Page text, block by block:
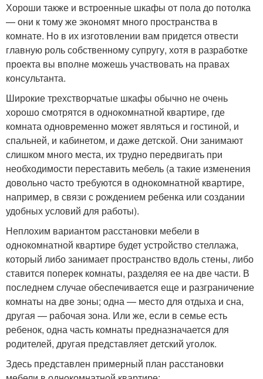
Хороши также и встроенные шкафы от пола до потолка
— они к тому же экономят много пространства в
комнате. Но в их изготовлении вам придется отвести
главную роль собственному супругу, хотя в разработке
проекта вы вполне можешь участвовать на правах
консультанта.
Широкие трехстворчатые шкафы обычно не очень
хорошо смотрятся в однокомнатной квартире, где
комната одновременно может являться и гостиной, и
спальней, и кабинетом, и даже детской. Они занимают
слишком много места, их трудно передвигать при
необходимости переставить мебель (а такие изменения
довольно часто требуются в однокомнатной квартире,
например, в связи с рождением ребенка или создании
удобных условий для работы).
Неплохим вариантом расстановки мебели в
однокомнатной квартире будет устройство стеллажа,
который либо занимает пространство вдоль стены, либо
ставится поперек комнаты, разделяя ее на две части. В
последнем случае обеспечивается еще и разграничение
комнаты на две зоны; одна — место для отдыха и сна,
другая — рабочая зона. Или же, если в семье есть
ребенок, одна часть комнаты предназначается для
родителей, другая представляет детский уголок.
Здесь представлен примерный план расстановки